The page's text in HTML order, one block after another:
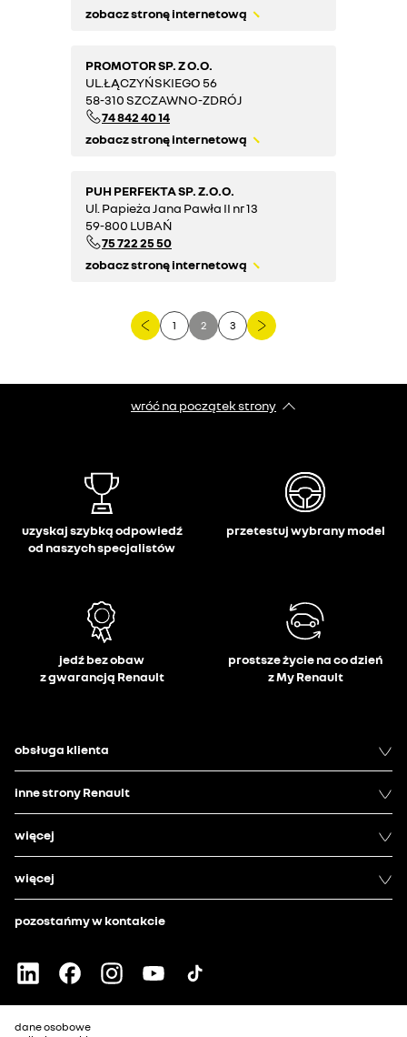
zobacz stronę internetową
PROMOTOR SP. Z O.O.
UL.ŁĄCZYŃSKIEGO 56
58-310 SZCZAWNO-ZDRÓJ
74 842 40 14
zobacz stronę internetową
PUH PERFEKTA SP. Z.O.O.
Ul. Papieża Jana Pawła II nr 13
59-800 LUBAŃ
75 722 25 50
zobacz stronę internetową
1 2 3
wróć na początek strony
uzyskaj szybką odpowiedź
od naszych specjalistów
przetestuj wybrany model
jedź bez obaw
z gwarancją Renault
prostsze życie na co dzień
z My Renault
obsługa klienta
inne strony Renault
więcej
więcej
pozostańmy w kontakcie
dane osobowe